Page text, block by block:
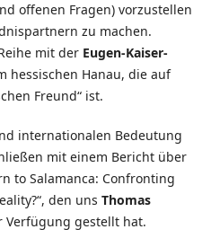
offenen Fragen) vorzustellen
zu machen.
mit der Eugen-Kaiser-
hessischen Hanau, die auf
Freund“ ist.
internationalen Bedeutung
mit einem Bericht über
to Salamanca: Confronting
den uns Thomas
gestellt hat.